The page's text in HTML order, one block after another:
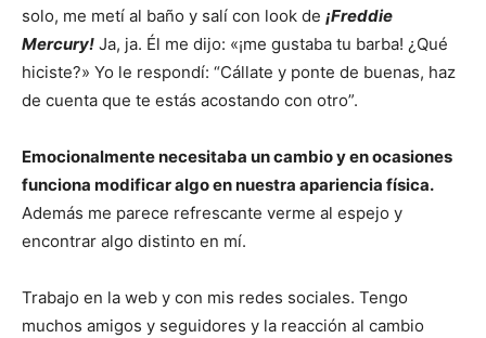
solo, me metí al baño y salí con look de ¡Freddie
Mercury! Ja, ja. Él me dijo: «¡me gustaba tu barba! ¿Qué
hiciste?» Yo le respondí: “Cállate y ponte de buenas, haz
de cuenta que te estás acostando con otro”.
Emocionalmente necesitaba un cambio y en ocasiones
funciona modificar algo en nuestra apariencia física.
Además me parece refrescante verme al espejo y
encontrar algo distinto en mí.
Trabajo en la web y con mis redes sociales. Tengo
muchos amigos y seguidores y la reacción al cambio